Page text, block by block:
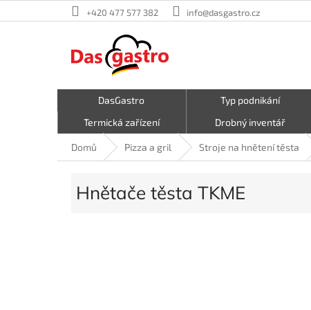
na
+420 477 577 382 info@dasgastro.cz
DasGastro Typ podnikání
Termická zařízení
Drobný inventář
Malé kuchyňské spotřebiče
Kavárna a zmrzlina
Domů Pizza a gril Stroje na hnětení těsta
Hnětače těsta TKME